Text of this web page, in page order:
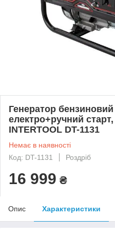
Генератор
електро+ручний
INTERTOOL DT-1131
Немає в наявності
Код: DT-1131
Роздріб
16 999 ₴
Опис Характеристики